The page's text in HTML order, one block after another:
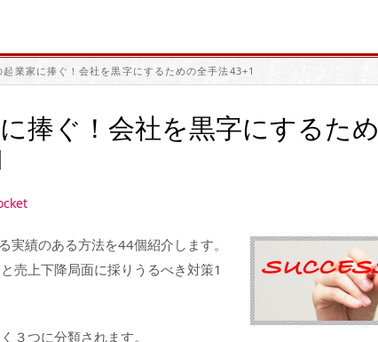
起業家に捧ぐ！会社を黒字にするための全手法43+1
捧ぐ！会社を黒字にするため
実績のある方法を44個紹介します。
売上下降局面に採りうるべき対策1
３つに分類されます。